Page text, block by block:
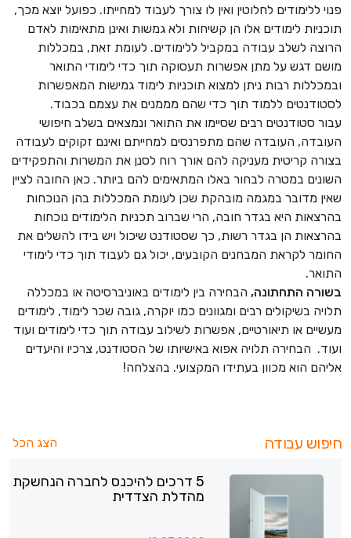
פנוי ללימודים לחלוטין ואין לו צורך לעבוד למחייתו. כפועל יוצא מכך,
תוכניות לימודים אלו הן קשיחות ולא גמשות ואינן מתאימות לאדם
הרוצה לשלב עבודה במקביל ללימודים. לעומת זאת, במכללות
מושם דגש על מתן אפשרות תעסוקה תוך כדי לימודי התואר
ובמכללות רבות ניתן למצוא תוכניות לימוד גמישות המאפשרות
לסטודנטים ללמוד תוך כדי שהם מממנים את עצמם בכבוד.
עבור סטודנטים רבים שסיימו את התואר ונמצאים בשלב חיפושי
העובדה, העובדה שהם מתפרנסים למחייתם ואינם זקוקים לעבודה
בצורה קריטית מעניקה להם אורך רוח לסנן את המשרות והתפקידים
השונים במטרה לבחור באלו המתאימים להם ביותר. כאן החובה לציין
שאין מדובר במגמה מובהקת שכן לעומת המכללות בהן הנוכחות
בהרצאות היא בגדר חובה, הרי שברוב תכניות הלימודים נוכחות
בהרצאות הן בגדר רשות, כך שסטודנט שיכול ויש בידו להשלים את
החומר לקראת המבחנים הקובעים, יכול גם לעבוד תוך כדי לימודי
התואר.
בשורה התחתונה, הבחירה בין לימודים באוניברסיטה או במכללה
תלויה בשיקולים רבים ומגוונים כמו יוקרה, גובה שכר לימוד, לימודים
מעשיים או תיאורטיים, אפשרות לשילוב עבודה תוך כדי לימודים ועוד
ועוד. הבחירה תלויה אפוא באישיותו של הסטודנט, צרכיו והיעדים
אליהם הוא מכוון בעתידו המקצועי. בהצלחה!
חיפוש עבודה הצג הכל
5 דרכים להיכנס לחברה הנחשקת
מהדלת הצדדית